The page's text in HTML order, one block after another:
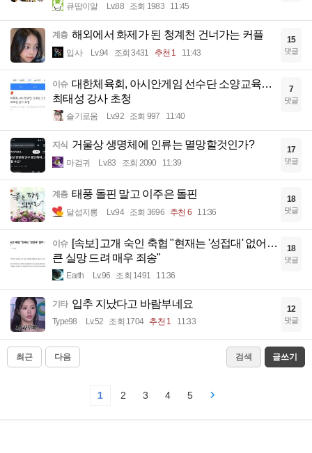
큐땁이알 Lv.88 조회 1983 11:45
계층 해외에서 화제가 된 청계천 건너가는 커플
입사 Lv.94 조회 3431 추천 1 11:43
15
댓글
이슈 대한체육회, 아시안게임 선수단 소양교육…
최태성 강사 초청
슬기로움 Lv.92 조회 997 11:40
7
댓글
지식 거울상 생명체에 인류는 멸망할것인가?
마검귀 Lv.83 조회 2090 11:39
17
댓글
계층 태풍 돌핀 말고 이주은 돌핀
달섭지롱 Lv.94 조회 3696 추천 6 11:36
18
댓글
이슈 [속보] 고개 숙인 축협 "현재는 '성접대' 없어…
큰 실망 드려 매우 죄송"
Earth Lv.96 조회 1491 11:36
18
댓글
기타 입추 지났다고 바람부네요
Type98 Lv.52 조회 1704 추천 1 11:33
12
댓글
최근 다음 검색 글쓰기
1 2 3 4 5